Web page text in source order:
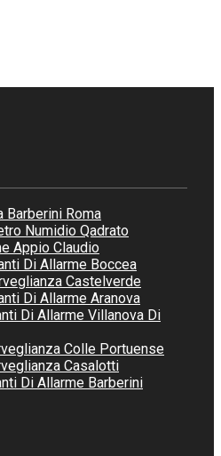
Barberini Roma
Numidio Qadrato
Appio Claudio
Di Allarme Boccea
Castelverde
Di Allarme Aranova
Di Allarme Villanova Di
Colle Portuense
Casalotti
Di Allarme Barberini